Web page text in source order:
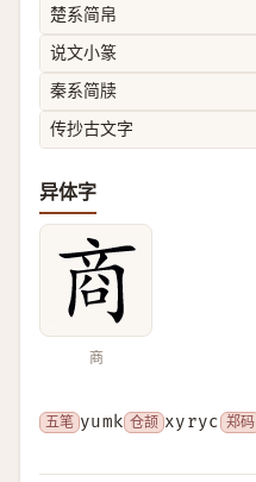
楚系简帛
说文小篆
秦系简牍
传抄古文字
异体字
商
五笔 yumk 仓颉 xyryc 郑码